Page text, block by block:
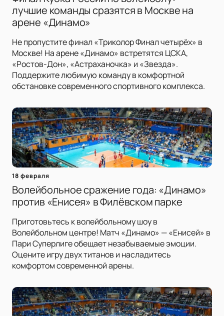
лучшие команды сразятся в Москве на
арене «Динамо»
Не пропустите финал «Триколор Финал четырёх» в
Москве! На арене «Динамо» встретятся ЦСКА,
«Ростов-Дон», «Астраханочка» и «Звезда».
Поддержите любимую команду в комфортной
обстановке современного спортивного комплекса.
18 февраля
Волейбольное сражение года: «Динамо»
против «Енисея» в Филёвском парке
Приготовьтесь к волейбольному шоу в
Волейбольном центре! Матч «Динамо» — «Енисей» в
Пари Суперлиге обещает незабываемые эмоции.
Оцените игру двух титанов и насладитесь
комфортом современной арены.